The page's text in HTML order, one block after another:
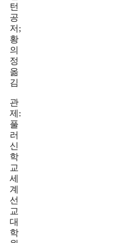
턴
공
저;
황
의
정
옮
김
관
제:
풀
러
신
학
교
세
계
선
교
대
학